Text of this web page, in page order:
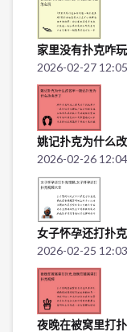
家里没有扑克咋
2026-02-27
姚记扑克为什么
2026-02-26
女子怀孕还打扑
2026-02-25
夜晚在被窝里打